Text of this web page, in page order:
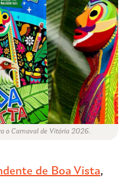
o Carnaval de Vitória 2026.
de Boa Vista,